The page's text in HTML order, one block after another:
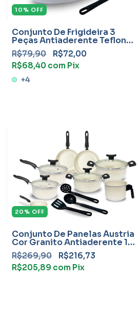
10 % OFF
Conjunto De Frigideira 3
Peças Antiaderente Teflon
Global
R$79,90
R$72,00
R$68,40 com Pix
+4
20 % OFF
Conjunto De Panelas Áustria
Cor Granito Antiaderente 11
Peças Teflon Com Frigideira
R$269,90
R$216,73
R$205,89 com Pix